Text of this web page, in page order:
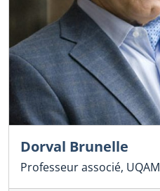
Dorval Brunelle
Professeur associé, UQAM